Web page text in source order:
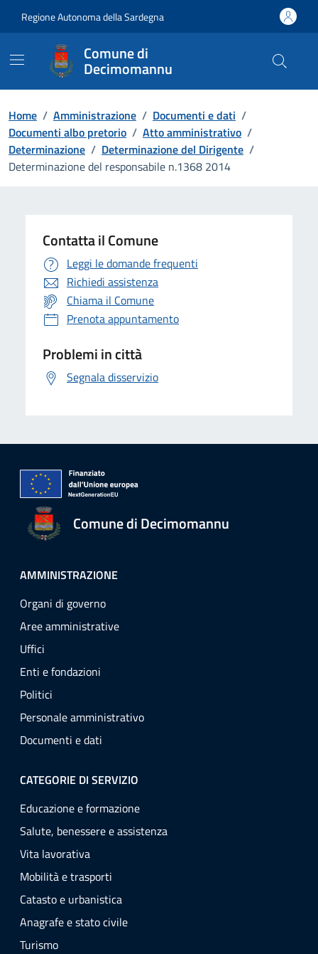
Regione Autonoma della Sardegna
Comune di
Decimomannu
Home / Amministrazione / Documenti e dati /
Documenti albo pretorio / Atto amministrativo /
Determinazione / Determinazione del Dirigente /
Determinazione del responsabile n.1368 2014
Contatta il Comune
Leggi le domande frequenti
Richiedi assistenza
Chiama il Comune
Prenota appuntamento
Problemi in città
Segnala disservizio
Comune di Decimomannu
AMMINISTRAZIONE
Organi di governo
Aree amministrative
Uffici
Enti e fondazioni
Politici
Personale amministrativo
Documenti e dati
CATEGORIE DI SERVIZIO
Educazione e formazione
Salute, benessere e assistenza
Vita lavorativa
Mobilità e trasporti
Catasto e urbanistica
Anagrafe e stato civile
Turismo